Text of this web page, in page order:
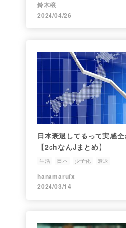
鈴木穣
2024/04/26
日本衰退してるって実感
【2chなんJまとめ】
生活 日本 少子化 衰退
hanamarufx
2024/03/14